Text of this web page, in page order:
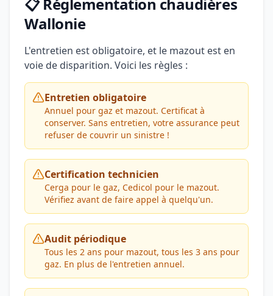
Wallonie
L'entretien est obligatoire, et le mazout est en
voie de disparition. Voici les règles :
Entretien obligatoire
Annuel pour gaz et mazout. Certificat à
conserver. Sans entretien, votre assurance peut
refuser de couvrir un sinistre !
Certification technicien
Cerga pour le gaz, Cedicol pour le mazout.
Vérifiez avant de faire appel à quelqu'un.
Audit périodique
Tous les 2 ans pour mazout, tous les 3 ans pour
gaz. En plus de l'entretien annuel.